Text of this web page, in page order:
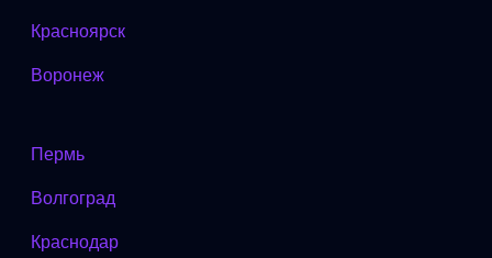
Красноярск
Воронеж
Пермь
Волгоград
Краснодар